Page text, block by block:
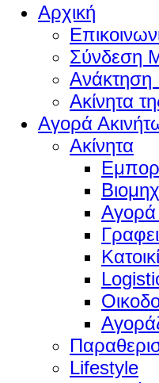
Αρχική
Σύνδεση
Ακίνητα
Αγορά
Ακίνητα
Αγορά
Lifestyle